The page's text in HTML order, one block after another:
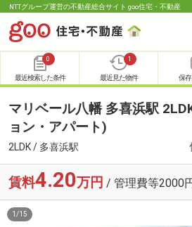
NTTグループ運営の不動産総合サイト goo住宅・不動産
0
最近検索した条件
1
最近見た物件 保
マリベール八幡 多喜浜駅
ョン・アパート)
2LDK / 多喜浜駅
賃料4.20万円 / 管理費等2000
1 /15